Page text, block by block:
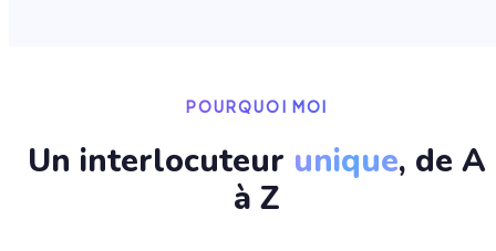
POURQUOI MOI
Un interlocuteur unique, de A
à Z